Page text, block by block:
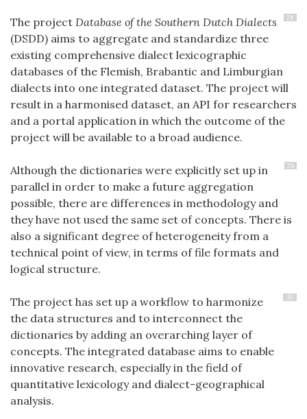
28
The project Database of the Southern Dutch Dialects
(DSDD) aims to aggregate and standardize three
existing comprehensive dialect lexicographic
databases of the Flemish, Brabantic and Limburgian
dialects into one integrated dataset. The project will
result in a harmonised dataset, an API for researchers
and a portal application in which the outcome of the
project will be available to a broad audience.
29
Although the dictionaries were explicitly set up in
parallel in order to make a future aggregation
possible, there are differences in methodology and
they have not used the same set of concepts. There is
also a significant degree of heterogeneity from a
technical point of view, in terms of file formats and
logical structure.
30
The project has set up a workflow to harmonize
the data structures and to interconnect the
dictionaries by adding an overarching layer of
concepts. The integrated database aims to enable
innovative research, especially in the field of
quantitative lexicology and dialect-geographical
analysis.